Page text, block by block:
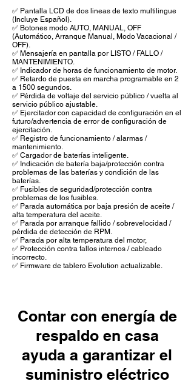
✅ Pantalla LCD de dos lineas de texto multilingue
(Incluye Español).
✅ Botones modo AUTO, MANUAL, OFF
(Automático, Arranque Manual, Modo Vacacional /
OFF).
✅ Mensajería en pantalla por LISTO / FALLO /
MANTENIMIENTO.
✅ Indicador de horas de funcionamiento de motor.
✅ Retardo de puesta en marcha programable en 2
a 1500 segundos.
✅ Pérdida de voltaje del servicio público / vuelta al
servicio público ajustable.
✅ Ejercitador con capacidad de configuración en el
futuro/advertencia de error de configuración de
ejercitación.
✅ Registro de funcionamiento / alarmas /
mantenimiento.
✅ Cargador de baterías inteligente.
✅ Indicación de batería baja/protección contra
problemas de las baterías y condición de las
baterías.
✅ Fusibles de seguridad/protección contra
problemas de los fusibles.
✅ Parada automática por baja presión de aceite /
alta temperatura del aceite.
✅ Parada por arranque fallido / sobrevelocidad /
pérdida de detección de RPM.
✅ Parada por alta temperatura del motor,
✅ Protección contra fallos internos / cableado
incorrecto.
✅ Firmware de tablero Evolution actualizable.
Contar con energía de
respaldo en casa
ayuda a garantizar el
suministro eléctrico